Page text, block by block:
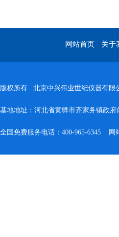
网站首页 关于
版权所有 北京中兴伟业世纪仪器有
基地地址：河北省黄骅市齐家务镇政府
全国免费服务电话：400-965-6345 网